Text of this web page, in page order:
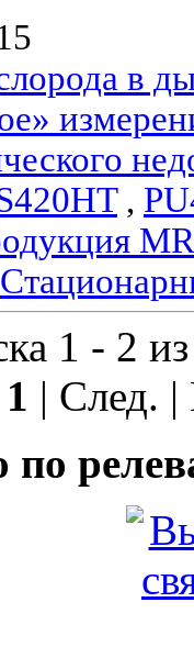
в
,
1 - 2
1 | След.
по